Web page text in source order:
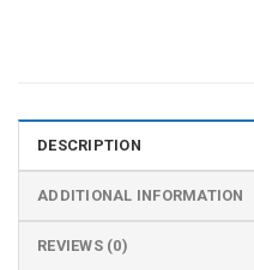
DESCRIPTION
ADDITIONAL INFORMATION
REVIEWS (0)